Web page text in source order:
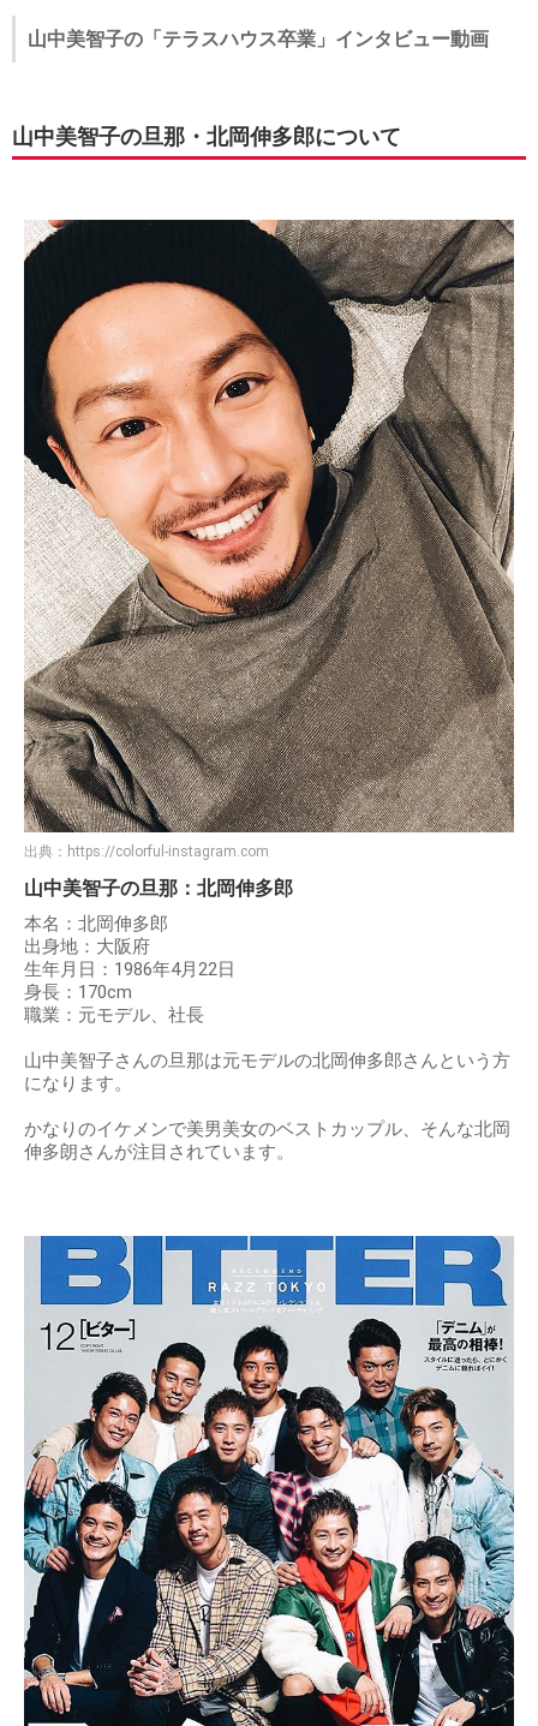
山中美智子の「テラスハウス卒業」インタビュー動画
山中美智子の旦那・北岡伸多郎について
出典： https://colorful-instagram.com
山中美智子の旦那：北岡伸多郎
本名：北岡伸多郎
出身地：大阪府
生年月日：1986年4月22日
身長：170cm
職業：元モデル、社長
山中美智子さんの旦那は元モデルの北岡伸多郎さんという方
になります。
かなりのイケメンで美男美女のベストカップル、そんな北岡
伸多朗さんが注目されています。